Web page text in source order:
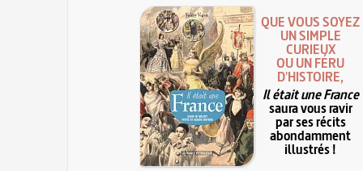
QUE VOUS SOYEZ
UN SIMPLE
CURIEUX
OU UN FÉRU
D'HISTOIRE,
Il était une France
saura vous ravir
par ses récits
abondamment
illustrés !